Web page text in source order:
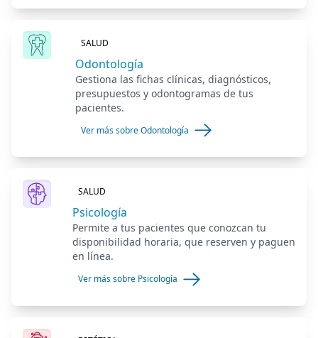
SALUD
Odontología
Gestiona las fichas clínicas, diagnósticos,
presupuestos y odontogramas de tus
pacientes.
Ver más sobre Odontología
SALUD
Psicología
Permite a tus pacientes que conozcan tu
disponibilidad horaria, que reserven y paguen
en línea.
Ver más sobre Psicología